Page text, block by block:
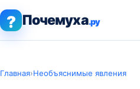
? Почемуха.ру
Главная›Необъяснимые явления